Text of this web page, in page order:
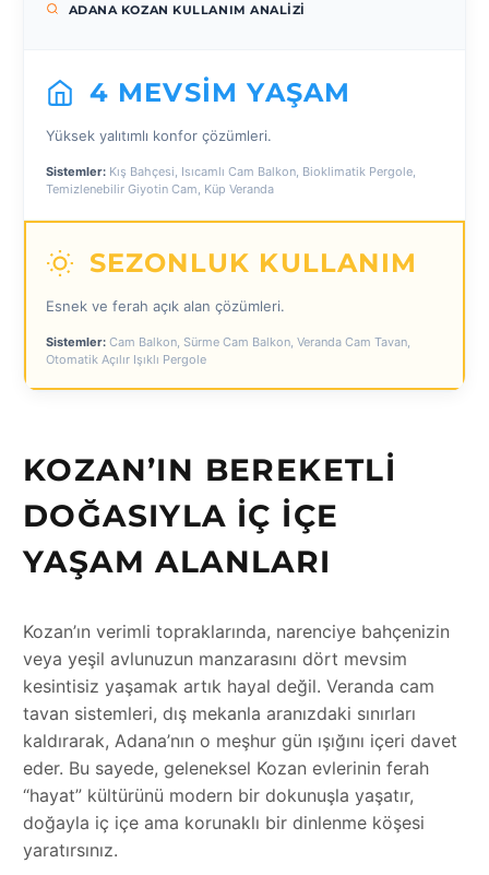
ADANA KOZAN KULLANIM ANALIZI
4 MEVSIM YAŞAM
Yüksek yalıtımlı konfor çözümleri.
Sistemler: Kış Bahçesi, Isıcamlı Cam Balkon, Bioklimatik Pergole,
Temizlenebilir Giyotin Cam, Küp Veranda
SEZONLUK KULLANIM
Esnek ve ferah açık alan çözümleri.
Sistemler: Cam Balkon, Sürme Cam Balkon, Veranda Cam Tavan,
Otomatik Açılır Işıklı Pergole
KOZAN’IN BEREKETLI
DOĞASIYLA İÇ İÇE
YAŞAM ALANLARI
Kozan’ın verimli topraklarında, narenciye bahçenizin
veya yeşil avlunuzun manzarasını dört mevsim
kesintisiz yaşamak artık hayal değil. Veranda cam
tavan sistemleri, dış mekanla aranızdaki sınırları
kaldırarak, Adana’nın o meşhur gün ışığını içeri davet
eder. Bu sayede, geleneksel Kozan evlerinin ferah
“hayat” kültürünü modern bir dokunuşla yaşatır,
doğayla iç içe ama korunaklı bir dinlenme köşesi
yaratırsınız.